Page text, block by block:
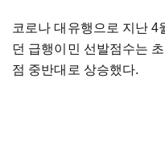
코로나 대유행으로 지난 4
던 급행이민 선발점수는
점 중반대로 상승했다.